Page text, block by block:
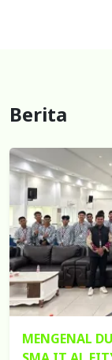
Berita
MENGENAL